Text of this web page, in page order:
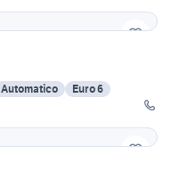
Automatico
Euro 6